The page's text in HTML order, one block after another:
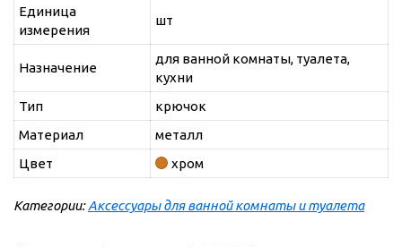
Единица
измерения
шт
Назначение
для ванной комнаты, туалета,
кухни
Тип
крючок
Материал
металл
Цвет
хром
Категории:Аксессуары для ванной комнаты и туалета